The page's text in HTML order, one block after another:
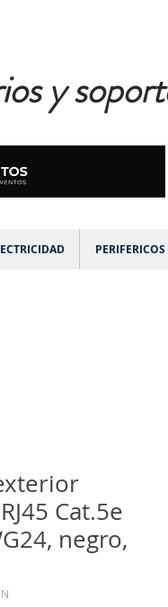
y
PERIFERICOS
Cat.5e
negro,